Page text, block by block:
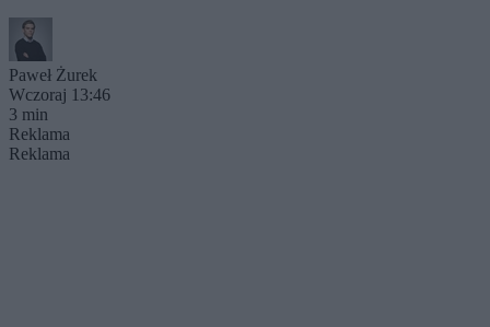
Paweł Żurek
Wczoraj 13:46
3 min
Reklama
Reklama